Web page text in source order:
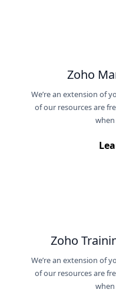
Zoho
We’re an extension of
of our resources are
Zoho
We’re an extension of
of our resources are